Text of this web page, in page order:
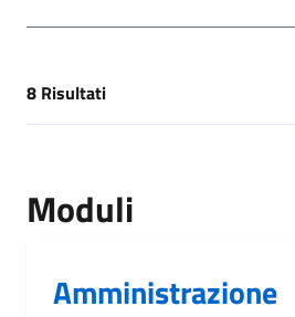
[results] Risultati
8 Risultati
Moduli
Amministrazione